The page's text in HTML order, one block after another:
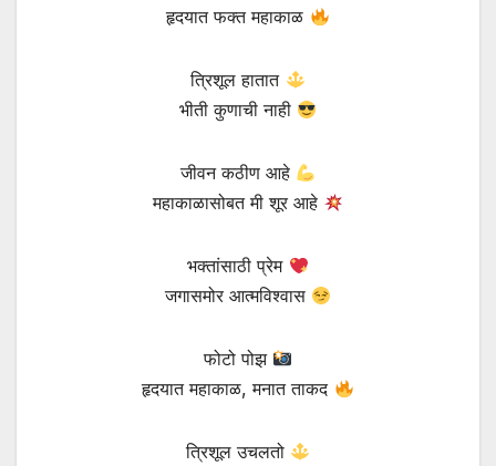
हृदयात फक्त महाकाळ
त्रिशूल हातात
भीती कुणाची नाही
जीवन कठीण आहे
महाकाळासोबत मी शूर आहे
भक्तांसाठी प्रेम
जगासमोर आत्मविश्वास
फोटो पोझ
हृदयात महाकाळ, मनात ताकद
त्रिशूल उचलतो